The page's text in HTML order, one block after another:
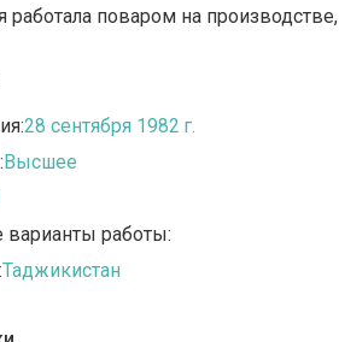
работала поваром на
28 сентября 1982 г.
Высшее
работы:
Таджикистан